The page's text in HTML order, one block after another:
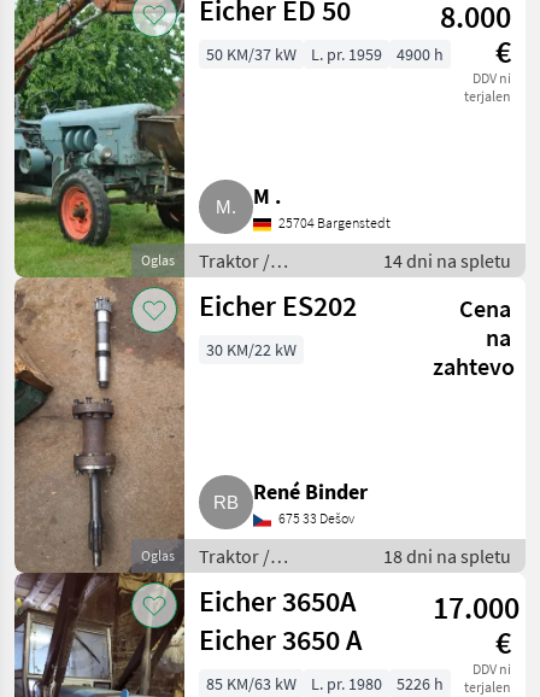
Oglas
Eicher ED 50
8.000
€
DDV ni
terjalen
50 KM/37 kW L. pr. 1959 4900 h
M .
25704 Bargenstedt
Traktor /
Standardni traktor
14 dni na spletu
Oglas
Eicher ES202
Cena
na
zahtevo
30 KM/22 kW
René Binder
675 33 Dešov
Traktor /
Standardni traktor
18 dni na spletu
Eicher 3650A
Eicher 3650 A
17.000
€
DDV ni
terjalen
85 KM/63 kW L. pr. 1980 5226 h